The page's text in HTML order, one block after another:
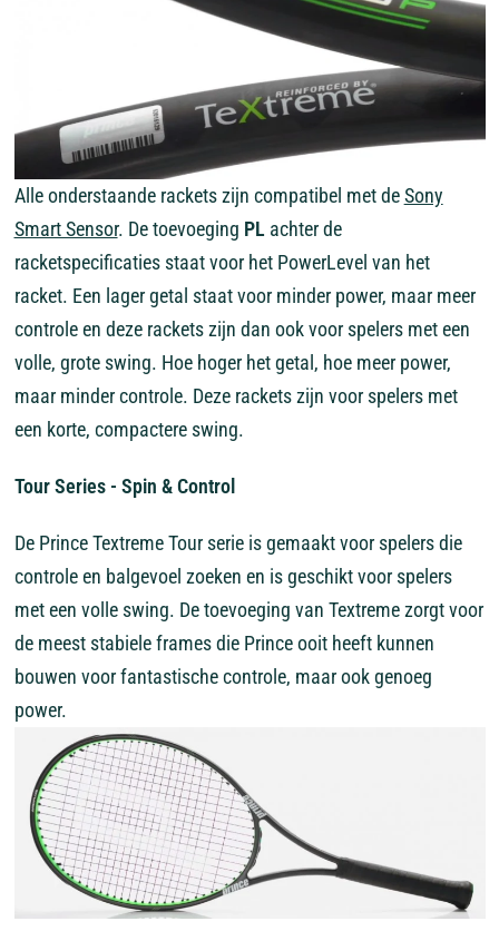
Alle onderstaande rackets zijn compatibel met deSony
Smart Sensor. De toevoeging PLachter de
racketspecificaties staat voor het PowerLevel van het
racket. Een lager getal staat voor minder power, maar meer
controle en deze rackets zijn dan ook voor spelers met een
volle, grote swing. Hoe hoger het getal, hoe meer power,
maar minder controle. Deze rackets zijn voor spelers met
een korte, compactere swing.
Tour Series - Spin & Control
De Prince Textreme Tour serie is gemaakt voor spelers die
controle en balgevoel zoeken en is geschikt voor spelers
met een volle swing. De toevoeging van Textreme zorgt voor
de meest stabiele frames die Prince ooit heeft kunnen
bouwen voor fantastische controle, maar ook genoeg
power.